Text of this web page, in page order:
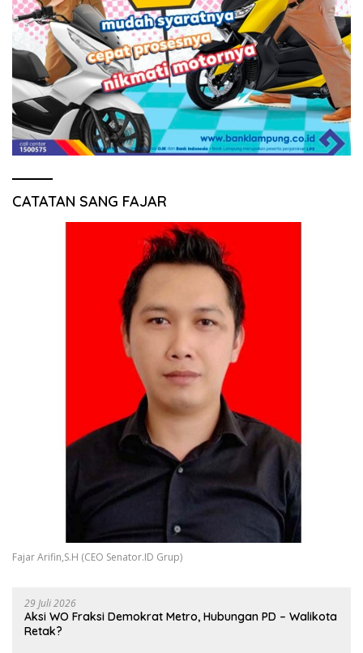
CATATAN SANG FAJAR
Fajar Arifin,S.H (CEO Senator.ID Grup)
29 Juli 2026
Aksi WO Fraksi Demokrat Metro, Hubungan PD – Walikota
Retak?